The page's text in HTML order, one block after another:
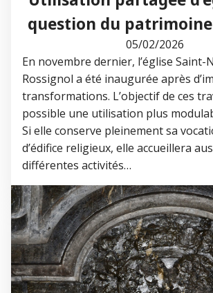
question du
05/02/2026
En novembre dernier, l’église Saint-
Rossignol a été inaugurée après
transformations. L’objectif de ces
possible une utilisation plus
Si elle conserve pleinement sa
d’édifice religieux, elle accueillera
différentes activités…